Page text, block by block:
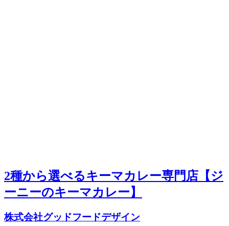
2種から選べるキーマカレー専門店【ジ
ーニーのキーマカレー】
株式会社グッドフードデザイン